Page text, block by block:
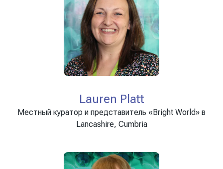
Lauren Platt
Местный куратор и представитель «Bright World» в
Lancashire, Cumbria